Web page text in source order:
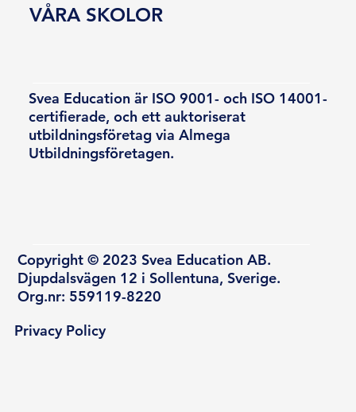
Svea Education är ISO 9001- och ISO 14001-
certifierade, och ett auktoriserat
utbildningsföretag via Almega
Utbildningsföretagen.
Copyright © 2023 Svea Education AB.
Djupdalsvägen 12 i Sollentuna, Sverige.
Org.nr: 559119-8220
VÅRA SKOLOR
Privacy Policy